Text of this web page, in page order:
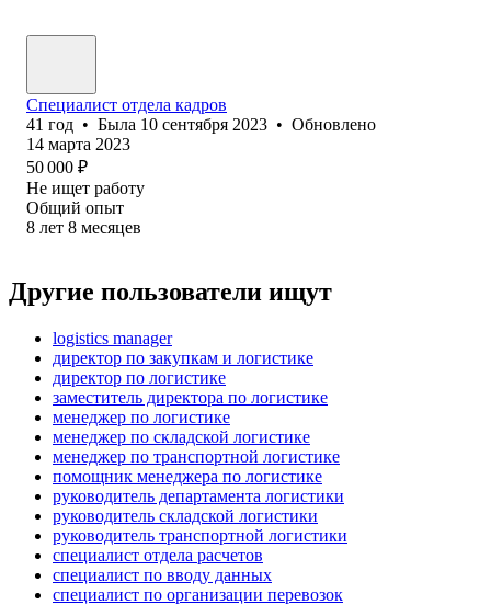
Специалист отдела кадров
41 год • Была 10 сентября 2023 • Обновлено
14 марта 2023
50 000 ₽
Не ищет работу
Общий опыт
8 лет 8 месяцев
Другие пользователи ищут
logistics manager
директор по закупкам и логистике
директор по логистике
заместитель директора по логистике
менеджер по логистике
менеджер по складской логистике
менеджер по транспортной логистике
помощник менеджера по логистике
руководитель департамента логистики
руководитель складской логистики
руководитель транспортной логистики
специалист отдела расчетов
специалист по вводу данных
специалист по организации перевозок